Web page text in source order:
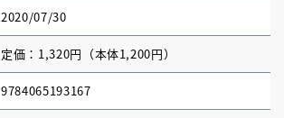
2020/07/30
定価：1,320円（本体1,200円）
9784065193167